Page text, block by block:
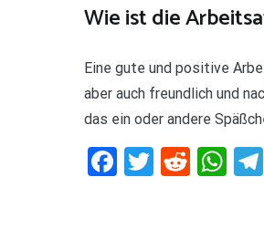
Wie ist die
Eine gute und positive
aber auch freundlich und
das ein oder andere
Facebook
Twitter
Reddit